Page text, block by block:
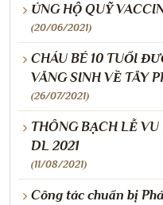
ỦNG HỘ QUỸ
(20/06/2021)
CHÁU BÉ 10 TUỔI
VÃNG SINH VỀ TÂY
(26/07/2021)
THÔNG BẠCH LỄ
DL 2021
(11/08/2021)
Công tác chuẩn bị